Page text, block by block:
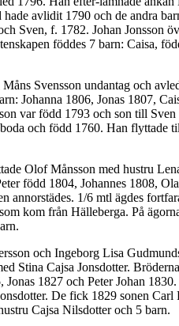
avlidit 1790 och de andra
Sven, f. 1782. Johan Jonsson
föddes 7 barn: Caisa,
Svensson undantag och
Johanna 1806, Jonas 1807,
var född 1793 och son till
och född 1760. Han flyttade
Olof Månsson med hustru
född 1804, Johannes 1808,
annorstädes. 1/6 mtl ägdes
kom från Hälleberga. På
och Ingeborg Lisa
Stina Cajsa Jonsdotter.
Jonas 1827 och Peter Johan
De fick 1829 sonen Carl
Cajsa Nilsdotter och 5 barn.